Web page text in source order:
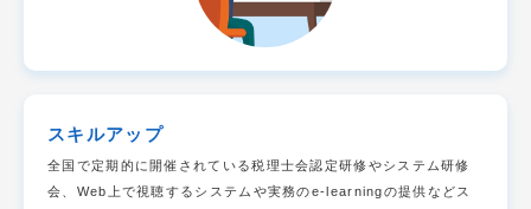
スキルアップ
全国で定期的に開催されている税理士会認定研修やシステム研修
会、Web上で視聴するシステムや実務のe-learningの提供などス